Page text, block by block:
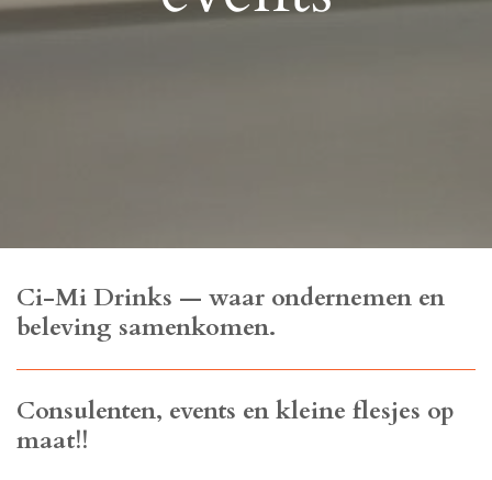
Ci-Mi Drinks — waar ondernemen en
beleving samenkomen.
Consulenten, events en kleine flesjes op
maat!!